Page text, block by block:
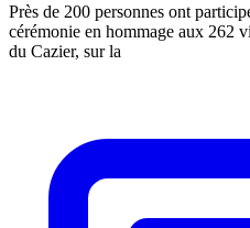
Près de 200 personnes ont
cérémonie en hommage aux 262
du Cazier, sur la